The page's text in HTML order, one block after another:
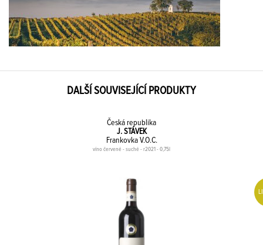
DALŠÍ SOUVISEJÍCÍ PRODUKTY
Česká republika
J. STÁVEK
Frankovka V.O.C.
víno červené - suché - r2021 - 0,75l